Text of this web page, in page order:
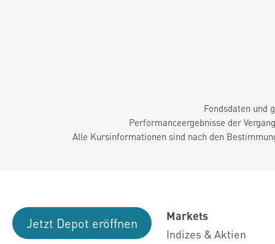
Fondsdaten und
Performanceergebnisse der
Alle Kursinformationen sind nach den
Jetzt Depot eröffnen
Markets
Indizes & Aktien